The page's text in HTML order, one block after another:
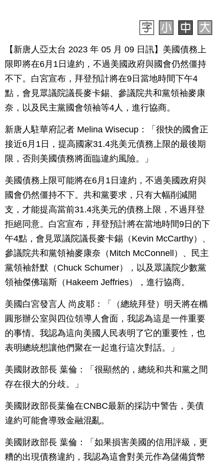
【新唐人亞太台 2023 年 05 月 09 日訊】美國債務上
限即將在6月1日違約，不過美國政府與國會仍然僵持
不下。白宮宣布，拜登預計將在9日當地時間下午4
點，會見眾議院議長麥卡錫、參議院共和黨領袖麥康
奈，以及民主黨國會領袖等4人，進行協商。
新唐人駐華府記者 Melina Wisecup：「很快的國會正
接近6月1日，提高國家31.4兆美元債務上限的最後期
限，否則美國債務將面臨違約風險。」
美國債務上限可能將在6月1日違約，不過美國政府與
國會仍然僵持不下。共和黨要求，只有大幅削減開
支，才能提高當前31.4兆美元的債務上限，不過拜登
拒絕同意。白宮宣布，拜登預計將在當地時間9日的下
午4點，會見眾議院議長麥卡錫（Kevin McCarthy）、
參議院共和黨領袖麥康奈（Mitch McConnell）、民主
黨領袖舒默（Chuck Schumer），以及眾議院少數黨
領袖傑佛瑞斯（Hakeem Jeffries），進行協商。
美國白宮發言人 尚皮耶：「（總統拜登）明天將在橢
圓形辦公室與四位領導人會面，我認為這是一件重要
的事情。我認為這向美國人民表明了它的重要性，也
表明總統想讓他們聚在一起進行這次對話。」
美國財政部長 葉倫：「很顯然的，總統和共和黨之間
存在很大的分歧。」
美國財政部長葉倫在CNBC最新的採訪中警告，美債
違約可能會導致金融混亂。
美國財政部長 葉倫：「如果損害美國的信用評級，更
糟的出現債務違約，我認為這會對美元作為儲備貨幣